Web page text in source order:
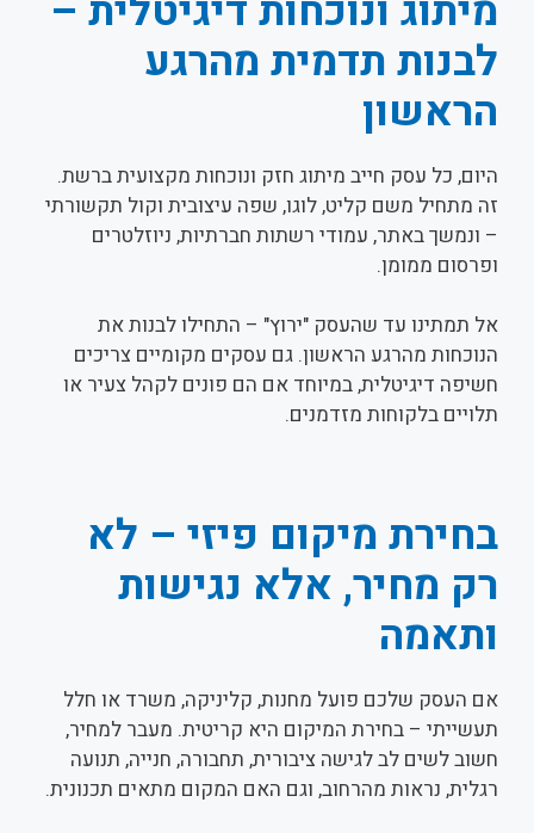
לבנות תדמית מהרגע
הראשון
היום, כל עסק חייב מיתוג חזק ונוכחות מקצועית ברשת.
זה מתחיל משם קליט, לוגו, שפה עיצובית וקול תקשורתי
– ונמשך באתר, עמודי רשתות חברתיות, ניוזלטרים
ופרסום ממומן.
אל תמתינו עד שהעסק "ירוץ" – התחילו לבנות את
הנוכחות מהרגע הראשון. גם עסקים מקומיים צריכים
חשיפה דיגיטלית, במיוחד אם הם פונים לקהל צעיר או
תלויים בלקוחות מזדמנים.
בחירת מיקום פיזי – לא
רק מחיר, אלא נגישות
ותאמה
אם העסק שלכם פועל מחנות, קליניקה, משרד או חלל
תעשייתי – בחירת המיקום היא קריטית. מעבר למחיר,
חשוב לשים לב לגישה ציבורית, תחבורה, חנייה, תנועה
רגלית, נראות מהרחוב, וגם האם המקום מתאים תכנונית.